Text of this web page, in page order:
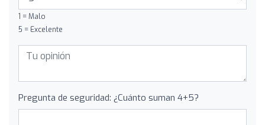
1 = Malo
5 = Excelente
Pregunta de seguridad: ¿Cuánto suman 4+5?